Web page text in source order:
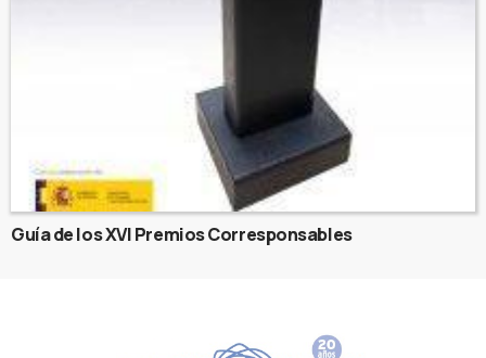
Guía de los XVI Premios Corresponsables